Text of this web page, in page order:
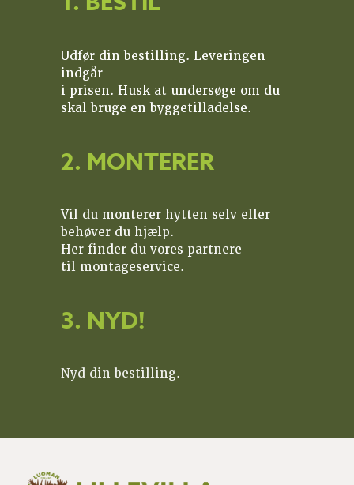
Udfør din bestilling. Leveringen
indgår
i prisen. Husk at undersøge om du
skal bruge en byggetilladelse.
2. MONTERER
Vil du monterer hytten selv eller
behøver du hjælp.
Her finder du vores partnere
til montageservice.
3. NYD!
Nyd din bestilling.